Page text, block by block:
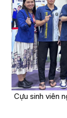
Cựu sinh viên